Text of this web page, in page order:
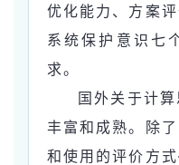
优化能力、方案
系统保护意识七
求。
国外关于计
丰富和成熟。除
和使用的评价方